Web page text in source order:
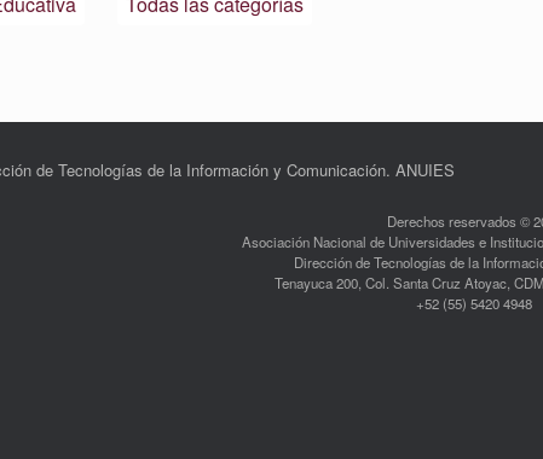
de Tecnologías de la Información y Comunicación. ANUIES
Derechos reservados ©
Asociación Nacional de Universidades e
Dirección de Tecnologías de la
Tenayuca 200, Col. Santa Cruz Atoyac,
+52 (55) 5420 4948